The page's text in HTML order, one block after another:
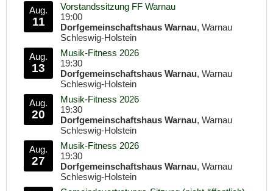
Aug.
11
Vorstandssitzung FF Warnau
19:00
Dorfgemeinschaftshaus Warnau, Warnau
Schleswig-Holstein
Aug.
13
Musik-Fitness 2026
19:30
Dorfgemeinschaftshaus Warnau, Warnau
Schleswig-Holstein
Aug.
20
Musik-Fitness 2026
19:30
Dorfgemeinschaftshaus Warnau, Warnau
Schleswig-Holstein
Aug.
27
Musik-Fitness 2026
19:30
Dorfgemeinschaftshaus Warnau, Warnau
Schleswig-Holstein